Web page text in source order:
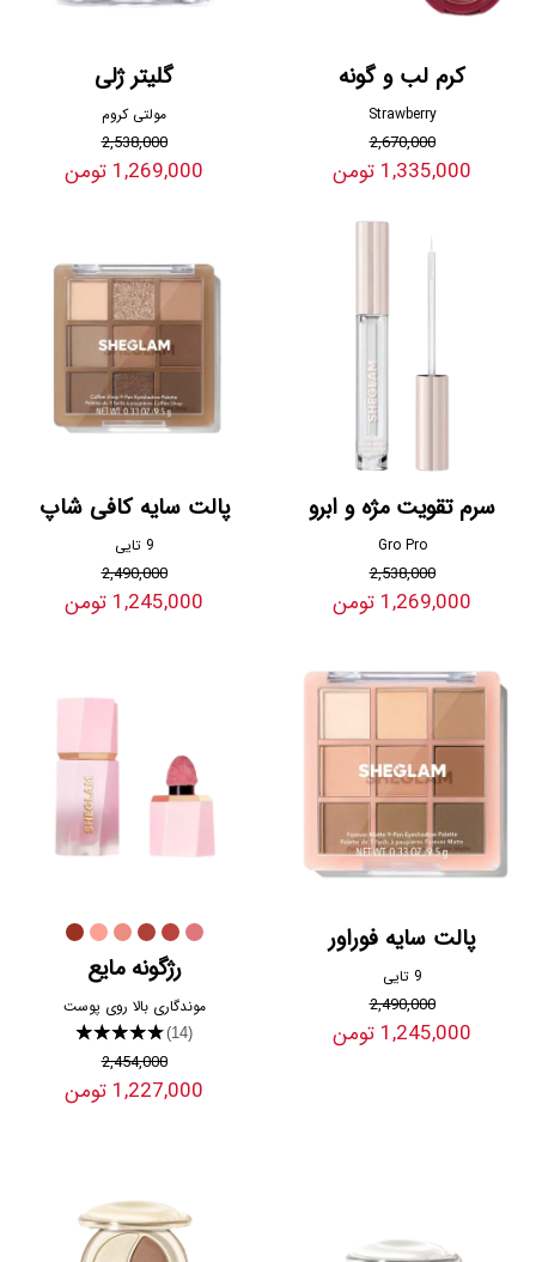
کرم لب و گونه
Strawberry
2,670,000
1,335,000 تومن
گلیتر ژلی
مولتی کروم
2,538,000
1,269,000 تومن
سرم تقویت مژه و ابرو
Gro Pro
2,538,000
1,269,000 تومن
پالت سایه کافی شاپ
9 تایی
2,490,000
1,245,000 تومن
پالت سایه فوراور
9 تایی
2,490,000
1,245,000 تومن
رژگونه مایع
موندگاری بالا روی پوست
★★★★★(14)
2,454,000
1,227,000 تومن